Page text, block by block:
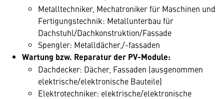
Metalltechniker, Mechatroniker für Maschinen und
Fertigungstechnik: Metallunterbau für
Dachstuhl/Dachkonstruktion/Fassade
Spengler: Metalldächer,/-fassaden
Wartung bzw. Reparatur der PV-Module:
Dachdecker: Dächer, Fassaden (ausgenommen
elektrische/elektronische Bauteile)
Elektrotechniker: elektrische/elektronische